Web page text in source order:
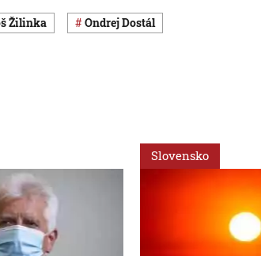
Žilinka Ondrej Dostál
Slovensko